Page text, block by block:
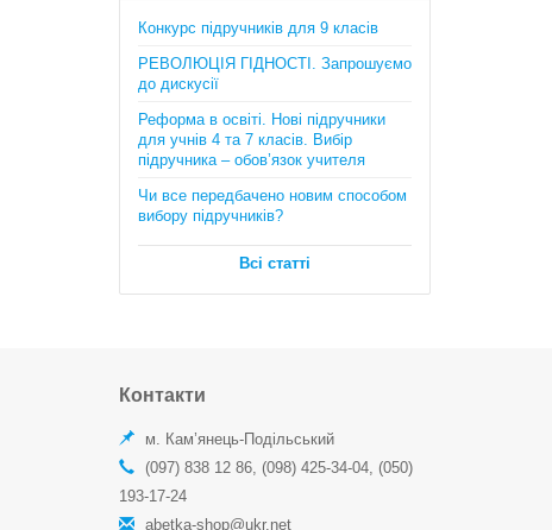
(Повний повторювальний курс,
О.C.
Конкурс підручників для 9 класів
РЕВОЛЮЦІЯ ГІДНОСТІ. Запрошуємо
до дискусії
Реформа в освіті. Нові підручники
для учнів 4 та 7 класів. Вибір
підручника – обов’язок учителя
Чи все передбачено новим способом
вибору підручників?
Всі статті
Контакти
м. Кам’янець-Подільський
(097) 838 12 86, (098) 425-34-04, (050)
193-17-24
abetka-shop@ukr.net